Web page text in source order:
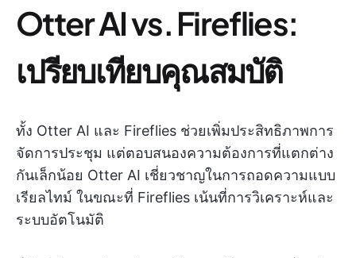
Otter AI vs. Fireflies:
เปรียบเทียบคุณสมบัติ
ทั้ง Otter AI และ Fireflies ช่วยเพิ่มประสิทธิภาพการ
จัดการประชุม แต่ตอบสนองความต้องการที่แตกต่าง
กันเล็กน้อย Otter AI เชี่ยวชาญในการถอดความแบบ
เรียลไทม์ ในขณะที่ Fireflies เน้นที่การวิเคราะห์และ
ระบบอัตโนมัติ